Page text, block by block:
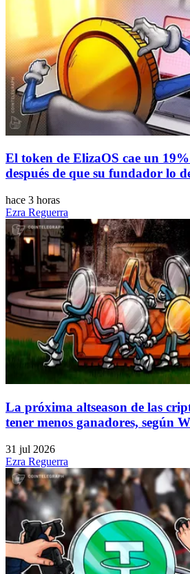
El token de ElizaOS cae un
después de que su fundador lo
hace 3 horas
Ezra Reguerra
La próxima altseason de las
tener menos ganadores, según
31 jul 2026
Ezra Reguerra